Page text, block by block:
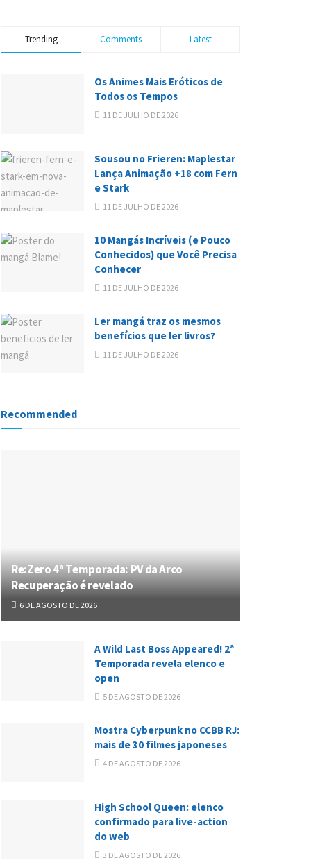
Trending Comments Latest
Os Animes Mais Eróticos de
Todos os Tempos
11 DE JULHO DE 2026
Sousou no Frieren: Maplestar
Lança Animação +18 com Fern
e Stark
11 DE JULHO DE 2026
10 Mangás Incríveis (e Pouco
Conhecidos) que Você Precisa
Conhecer
11 DE JULHO DE 2026
Ler mangá traz os mesmos
benefícios que ler livros?
11 DE JULHO DE 2026
Recommended
Re:Zero 4ª Temporada: PV da Arco
Recuperação é revelado
6 DE AGOSTO DE 2026
A Wild Last Boss Appeared! 2ª
Temporada revela elenco e
open
5 DE AGOSTO DE 2026
Mostra Cyberpunk no CCBB RJ:
mais de 30 filmes japoneses
4 DE AGOSTO DE 2026
High School Queen: elenco
confirmado para live-action
do web
3 DE AGOSTO DE 2026